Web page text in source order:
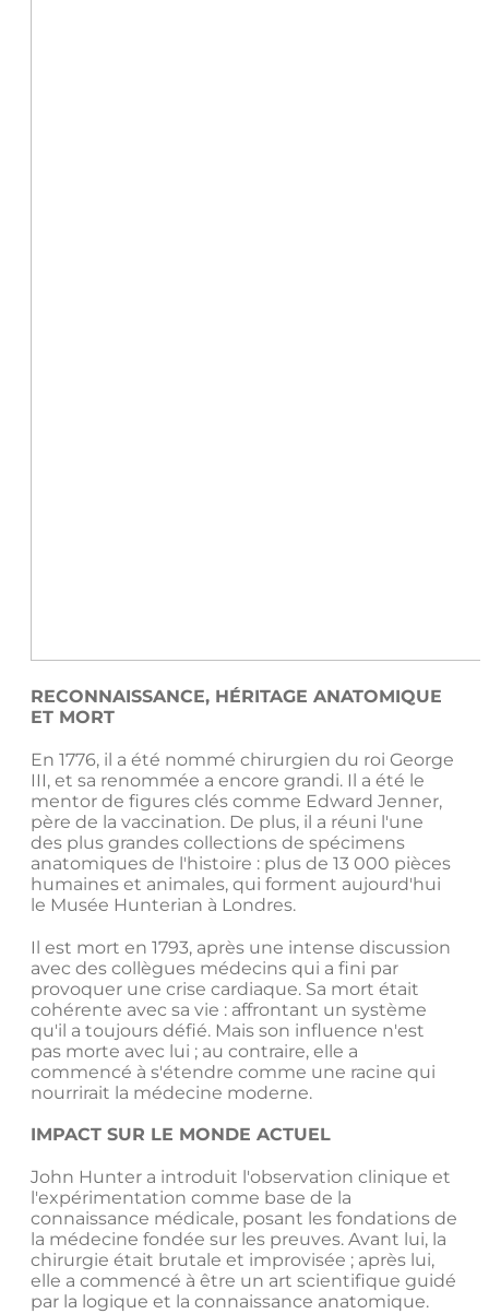
RECONNAISSANCE, HÉRITAGE ANATOMIQUE
ET MORT
En 1776, il a été nommé chirurgien du roi George
III, et sa renommée a encore grandi. Il a été le
mentor de figures clés comme Edward Jenner,
père de la vaccination. De plus, il a réuni l'une
des plus grandes collections de spécimens
anatomiques de l'histoire : plus de 13 000 pièces
humaines et animales, qui forment aujourd'hui
le Musée Hunterian à Londres.
Il est mort en 1793, après une intense discussion
avec des collègues médecins qui a fini par
provoquer une crise cardiaque. Sa mort était
cohérente avec sa vie : affrontant un système
qu'il a toujours défié. Mais son influence n'est
pas morte avec lui ; au contraire, elle a
commencé à s'étendre comme une racine qui
nourrirait la médecine moderne.
IMPACT SUR LE MONDE ACTUEL
John Hunter a introduit l'observation clinique et
l'expérimentation comme base de la
connaissance médicale, posant les fondations de
la médecine fondée sur les preuves. Avant lui, la
chirurgie était brutale et improvisée ; après lui,
elle a commencé à être un art scientifique guidé
par la logique et la connaissance anatomique.